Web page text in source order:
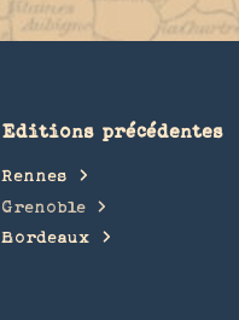
Editions précédentes
Rennes
Grenoble
Bordeaux